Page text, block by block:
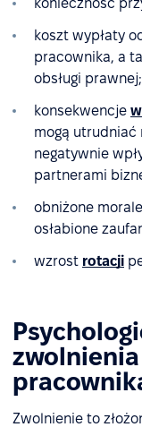
konieczność
koszt wypłaty
pracownika, a
obsługi prawnej;
konsekwencje
mogą
negatywnie
partnerami
obniżone
osłabione
wzrost rotacji
zwolnienia
Zwolnienie to